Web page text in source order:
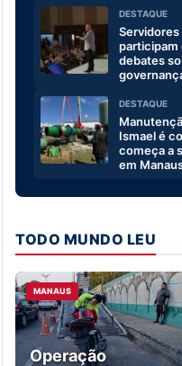
DESTAQUE
Servidores
participam
debates
DESTAQUE
Ismael é
começa a
em
TODO MUNDO LEU
MANAUS
Operação